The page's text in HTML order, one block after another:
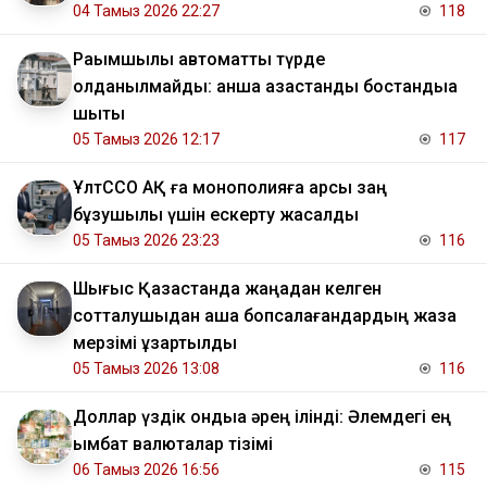
04 Тамыз 2026 22:27 118
Рақымшылық автоматты түрде
қолданылмайды: қанша қазақстандық бостандыққа
шықты
05 Тамыз 2026 12:17 117
ҰлтССО АҚ ға монополияға қарсы заң
бұзушылық үшін ескерту жасалды
05 Тамыз 2026 23:23 116
Шығыс Қазақстанда жаңадан келген
сотталушыдан ақша бопсалағандардың жаза
мерзімі ұзартылды
05 Тамыз 2026 13:08 116
Доллар үздік ондыққа әрең ілінді: Әлемдегі ең
қымбат валюталар тізімі
06 Тамыз 2026 16:56 115